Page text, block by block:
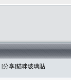
[分享]貓咪玻璃貼